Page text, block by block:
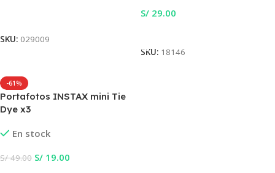
SKU: 029009
S/ 29.00
SKU: 18146
-61%
Portafotos INSTAX mini Tie
Dye x3
En stock
S/49.00 S/ 19.00